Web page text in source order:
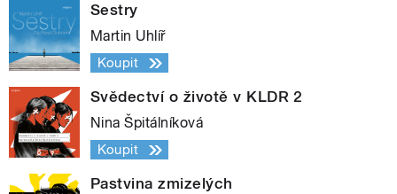
Sestry
Martin Uhlíř
Koupit
Svědectví o životě v KLDR 2
Nina Špitálníková
Koupit
Pastvina zmizelých